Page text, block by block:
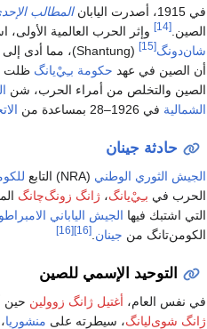
في 1915، أصدرت اليابان المطالب
الصين.[14] وإثر الحرب العالمية الأولى،
شان‌دونگ[15] (Shantung)، مما أدى إلى
أن الصين في عهد حكومة بـِيْ‌يانگ ظلت
الصين والتخلص من أمراء الحرب، شن
الشمالية في 1926–28 بمساعدة من
حادثة جينان
الجيش الثوري الوطني (NRA) التابع
الحرب في بـِيْ‌يانگ، ژانگ زونگ‌چانگ
التي اشتبك فيها الجيش الياباني
الكومن‌تانگ من جينان [16]
[16]
التوحيد الإسمي للصين
في نفس العام، أغتيل ژانگ زوولين حين
ژانگ شوى‌ليانگ، سيطرته على منشوريا